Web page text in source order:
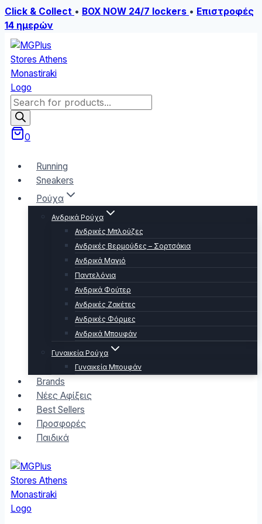
Click & Collect • BOX NOW 24/7 lockers • Επιστροφές
14 ημερών
Skip
to
content
Products
search
0
Running
Sneakers
Ρούχα
Ανδρικά Ρούχα
Ανδρικές Μπλούζες
Ανδρικές Βερμούδες – Σορτσάκια
Ανδρικά Μαγιό
Παντελόνια
Ανδρικά Φούτερ
Ανδρικές Ζακέτες
Ανδρικές Φόρμες
Ανδρικά Μπουφάν
Γυναικεία Ρούχα
Γυναικεία Μπουφάν
Brands
Νέες Αφίξεις
Best Sellers
Προσφορές
Παιδικά